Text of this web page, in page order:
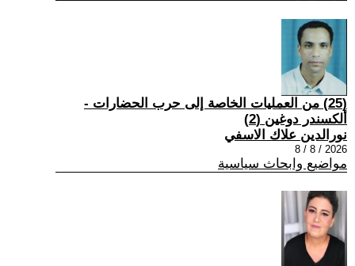
(25) من العمليات الخاصة إلى حرب الحضارات -
ألكسندر دوغين (2)
نورالدين علاك الاسفي
2026 / 8 / 8
مواضيع وابحاث سياسية